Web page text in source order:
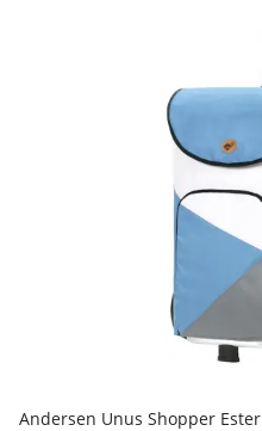
Andersen Unus Shopper Ester